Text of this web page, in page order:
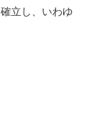
立し、いわゆ